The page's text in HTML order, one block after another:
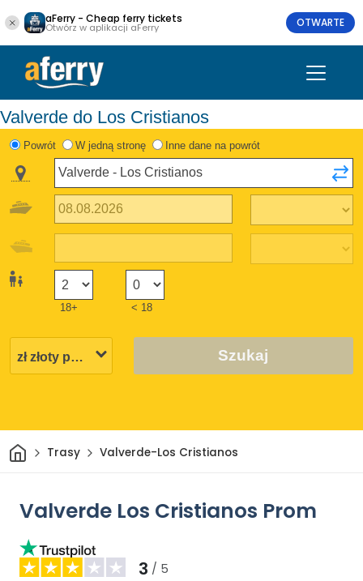
aFerry - Cheap ferry tickets
Otwórz w aplikacji aFerry OTWARTE
Valverde do Los Cristianos
Powrót W jedną stronę Inne dane na powrót
18+ < 18
Szukaj
DomTrasy Valverde-Los Cristianos
Valverde Los Cristianos Prom
3 / 5